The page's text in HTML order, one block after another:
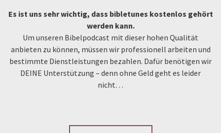
Es ist uns sehr wichtig, dass bibletunes kostenlos gehört
werden kann.
Um unseren Bibelpodcast mit dieser hohen Qualität
anbieten zu können, müssen wir professionell arbeiten und
bestimmte Dienstleistungen bezahlen. Dafür benötigen wir
DEINE Unterstützung – denn ohne Geld geht es leider
nicht…